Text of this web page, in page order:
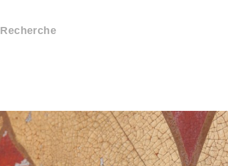
Recherche